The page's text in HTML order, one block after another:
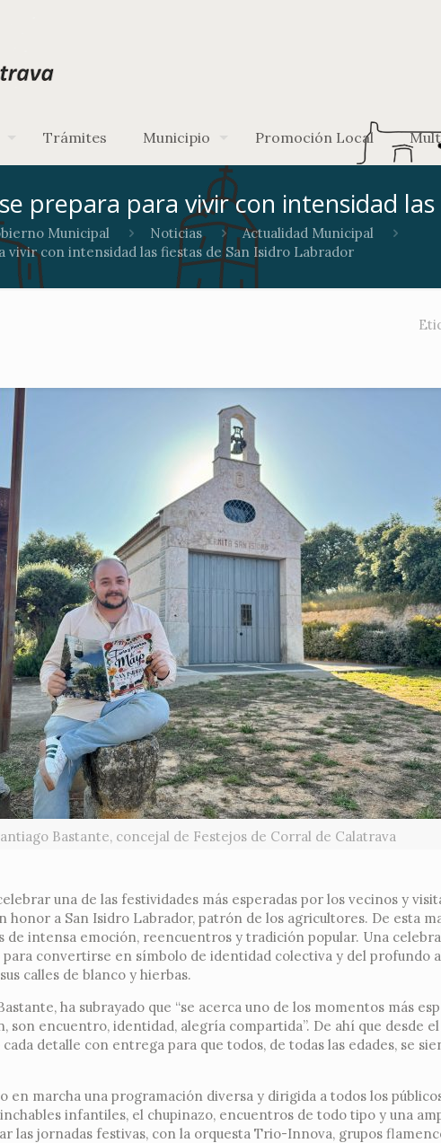
Trámites Municipio Promoción Local
prepara para vivir con intensidad
Municipal Noticias
Actualidad Municipal
vivir con intensidad las fiestas de San Isidro Labrador
Bastante, concejal de Festejos de Corral de Calatrava
una de las festividades más esperadas por los vecinos y
a San Isidro Labrador, patrón de los agricultores. De esta
de intensa emoción, reencuentros y tradición popular. Una
convertirse en símbolo de identidad colectiva y del profundo
calles de blanco y hierbas.
ha subrayado que “se acerca uno de los momentos más
son encuentro, identidad, alegría compartida”. De ahí que desde
detalle con entrega para que todos, de todas las edades, se
en marcha una programación diversa y dirigida a todos los
infantiles, el chupinazo, encuentros de todo tipo y una
las jornadas festivas, con la orquesta Trio-Innova, grupos